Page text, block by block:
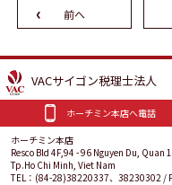
前へ
VACサイゴン税理士法人
ホーチミン本店へ電話
ホーチミン本店
Resco Bld 4F,94 - 96 Nguyen Du, Quan
Tp.Ho Chi Minh, Viet Nam
TEL：(84-28)38220337、38230302 /